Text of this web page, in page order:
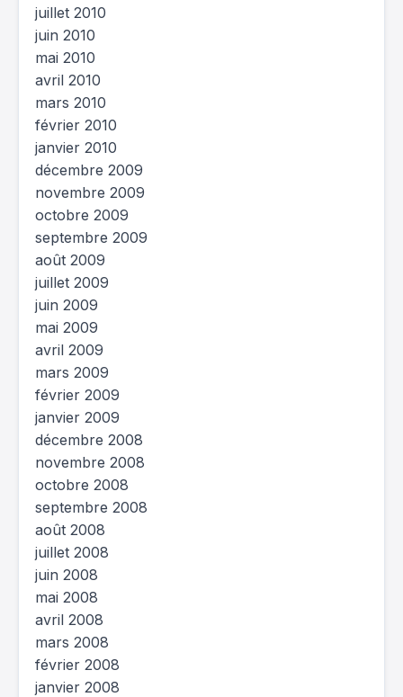
juillet 2010
juin 2010
mai 2010
avril 2010
mars 2010
février 2010
janvier 2010
décembre 2009
novembre 2009
octobre 2009
septembre 2009
août 2009
juillet 2009
juin 2009
mai 2009
avril 2009
mars 2009
février 2009
janvier 2009
décembre 2008
novembre 2008
octobre 2008
septembre 2008
août 2008
juillet 2008
juin 2008
mai 2008
avril 2008
mars 2008
février 2008
janvier 2008